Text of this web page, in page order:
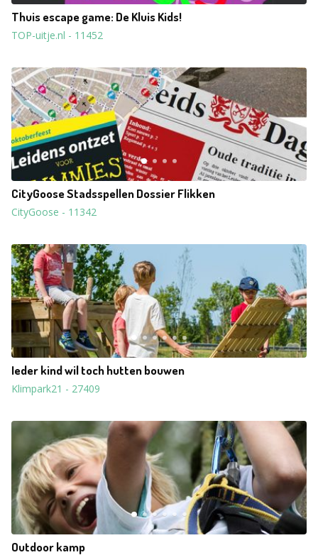
Thuis escape game: De Kluis Kids!
TOP-uitje.nl - 11452
CityGoose Stadsspellen Dossier Flikken
CityGoose - 11342
Ieder kind wil toch hutten bouwen
Klimpark21 - 27409
Outdoor kamp